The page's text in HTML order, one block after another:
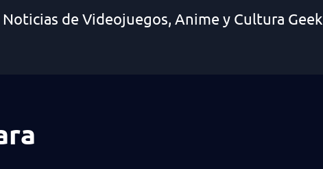
Noticias de Videojuegos, Anime y Cultura Geek